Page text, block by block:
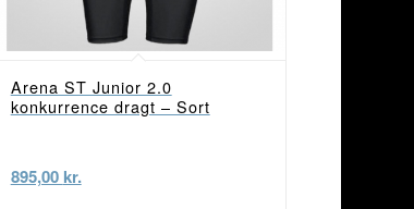
Arena ST Junior 2.0
konkurrence dragt – Sort
895,00 kr.